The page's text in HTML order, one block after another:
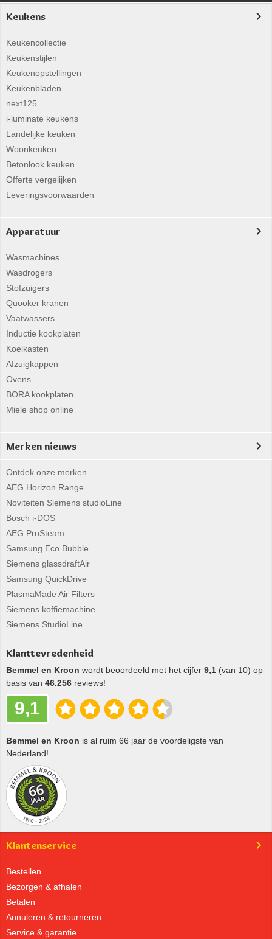
Keukens
Keukencollectie
Keukenstijlen
Keukenopstellingen
Keukenbladen
next125
i-luminate keukens
Landelijke keuken
Woonkeuken
Betonlook keuken
Offerte vergelijken
Leveringsvoorwaarden
Apparatuur
Wasmachines
Wasdrogers
Stofzuigers
Quooker kranen
Vaatwassers
Inductie kookplaten
Koelkasten
Afzuigkappen
Ovens
BORA kookplaten
Miele shop online
Merken nieuws
Ontdek onze merken
AEG Horizon Range
Noviteiten Siemens studioLine
Bosch i-DOS
AEG ProSteam
Samsung Eco Bubble
Siemens glassdraftAir
Samsung QuickDrive
PlasmaMade Air Filters
Siemens koffiemachine
Siemens StudioLine
Klanttevredenheid
Bemmel en Kroon wordt beoordeeld met het cijfer 9,1 (van 10) op
basis van 46.256 reviews!
9,1
Bemmel en Kroon is al ruim 66 jaar de voordeligste van
Nederland!
Klantenservice
Bestellen
Bezorgen & afhalen
Betalen
Annuleren & retourneren
Service & garantie